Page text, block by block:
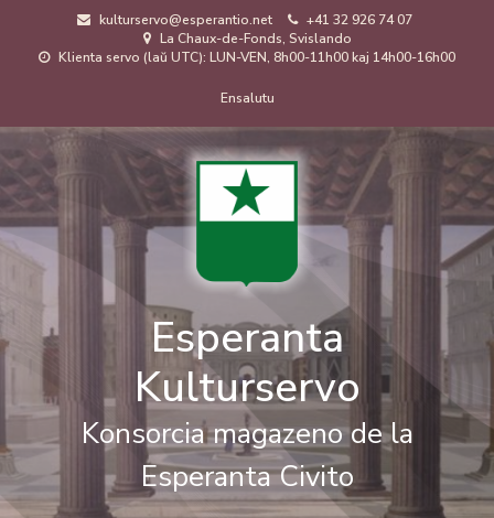
kulturservo@esperantio.net
+41 32 926 74 07
La Chaux-de-Fonds, Svislando
Klienta servo (laŭ UTC): LUN-VEN, 8h00-11h00 kaj 14h00-16h00
de
uzanto
Ensalutu
Esperanta
Kulturservo
Konsorcia magazeno de la
Esperanta Civito